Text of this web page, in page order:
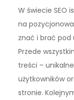
W świecie SEO
na
znać i brać pod
Przede
treści –
użytkowników
stronie.